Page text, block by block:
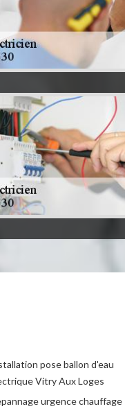
pose ballon d'eau
Vitry Aux Loges
urgence chauffage